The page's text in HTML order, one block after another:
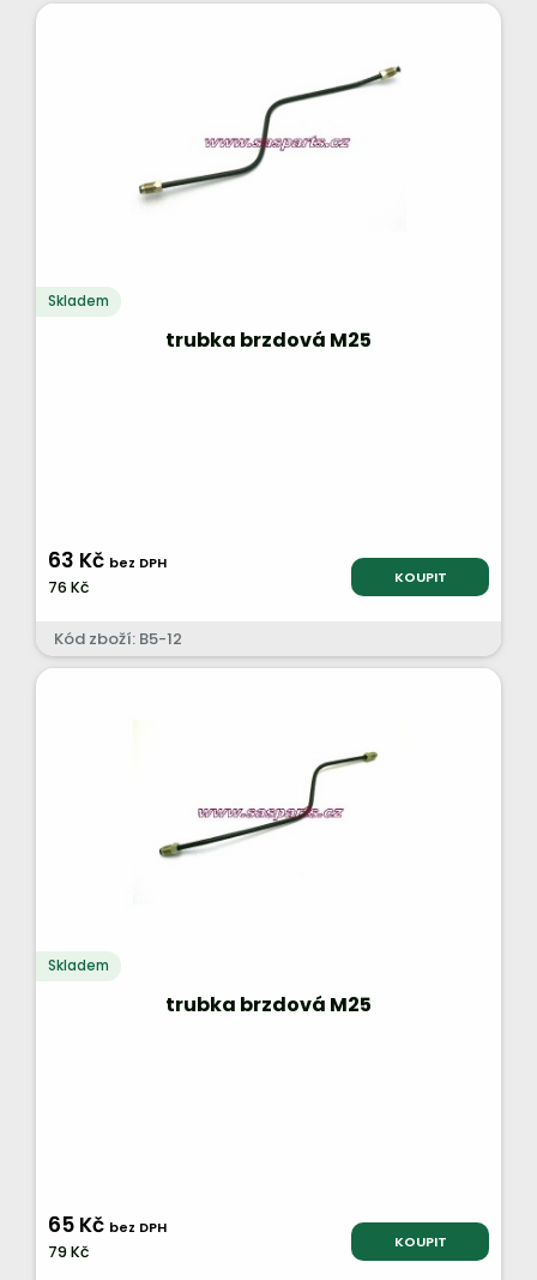
Skladem
trubka brzdová M25
63 Kč bez DPH
76 Kč KOUPIT
Kód zboží: B5-12
Skladem
trubka brzdová M25
65 Kč bez DPH
79 Kč KOUPIT